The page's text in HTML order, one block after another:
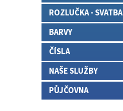
ROZLUČKA - SVATBA
BARVY
ČÍSLA
NAŠE SLUŽBY
PŮJČOVNA